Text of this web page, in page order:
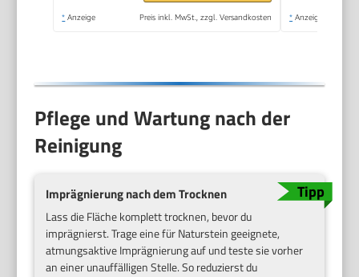
Selbstansaugfunktion
* Anzeige Preis inkl. MwSt., zzgl. Versandkosten * Anzeige
Pflege und Wartung nach der
Reinigung
Imprägnierung nach dem Trocknen
Lass die Fläche komplett trocknen, bevor du
imprägnierst. Trage eine für Naturstein geeignete,
atmungsaktive Imprägnierung auf und teste sie vorher
an einer unauffälligen Stelle. So reduzierst du